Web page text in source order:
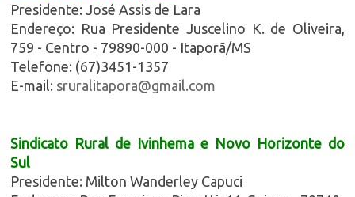
Presidente: José Assis de Lara
Endereço: Rua Presidente Juscelino K. de Oliveira,
759 - Centro - 79890-000 - Itaporã/MS
Telefone: (67)3451-1357
E-mail: sruralitapora@gmail.com
Sindicato Rural de Ivinhema e Novo Horizonte do
Sul
Presidente: Milton Wanderley Capuci